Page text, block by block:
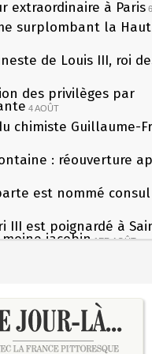
extraordinaire à Paris
surplombant la
de Louis III, roi
des privilèges par
4 AOÛT
chimiste Guillaume-
: réouverture
est nommé
III est poignardé à
jacobin 1ER AOÛT
la liberté de la
de Robespierre
de François
pas mousse